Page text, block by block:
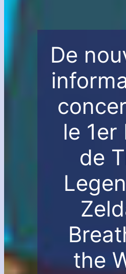
De
le 1er
de
the